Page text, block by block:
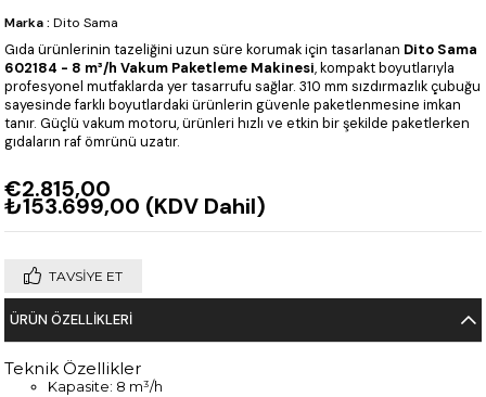
Marka : Dito Sama
Gıda ürünlerinin tazeliğini uzun süre korumak için tasarlanan Dito Sama
602184 - 8 m³/h Vakum Paketleme Makinesi, kompakt boyutlarıyla
profesyonel mutfaklarda yer tasarrufu sağlar. 310 mm sızdırmazlık çubuğu
sayesinde farklı boyutlardaki ürünlerin güvenle paketlenmesine imkan
tanır. Güçlü vakum motoru, ürünleri hızlı ve etkin bir şekilde paketlerken
gıdaların raf ömrünü uzatır.
€2.815,00
₺153.699,00 (KDV Dahil)
TAVSIYE ET
ÜRÜN ÖZELLIKLERI
Teknik Özellikler
Kapasite: 8 m³/h